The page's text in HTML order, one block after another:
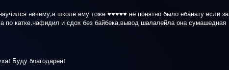
ничему,в школе ему тоже ♥♥♥♥♥ не понятно было ебанату если за
по катке,нафидил и сдох без байбека,вывод шалалейла она сумашедная
Буду благодарен!